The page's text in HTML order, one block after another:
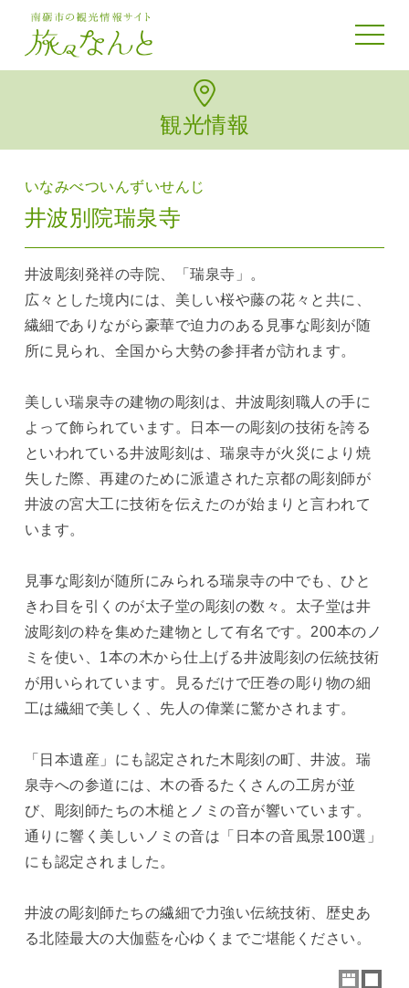
toggle
観光情報
いなみべついんずいせんじ
井波別院瑞泉寺
井波彫刻発祥の寺院、「瑞泉寺」。
広々とした境内には、美しい桜や藤の花々と共に、
繊細でありながら豪華で迫力のある見事な彫刻が随
所に見られ、全国から大勢の参拝者が訪れます。
美しい瑞泉寺の建物の彫刻は、井波彫刻職人の手に
よって飾られています。日本一の彫刻の技術を誇る
といわれている井波彫刻は、瑞泉寺が火災により焼
失した際、再建のために派遣された京都の彫刻師が
井波の宮大工に技術を伝えたのが始まりと言われて
います。
見事な彫刻が随所にみられる瑞泉寺の中でも、ひと
きわ目を引くのが太子堂の彫刻の数々。太子堂は井
波彫刻の粋を集めた建物として有名です。200本のノ
ミを使い、1本の木から仕上げる井波彫刻の伝統技術
が用いられています。見るだけで圧巻の彫り物の細
工は繊細で美しく、先人の偉業に驚かされます。
「日本遺産」にも認定された木彫刻の町、井波。瑞
泉寺への参道には、木の香るたくさんの工房が並
び、彫刻師たちの木槌とノミの音が響いています。
通りに響く美しいノミの音は「日本の音風景100選」
にも認定されました。
井波の彫刻師たちの繊細で力強い伝統技術、歴史あ
る北陸最大の大伽藍を心ゆくまでご堪能ください。